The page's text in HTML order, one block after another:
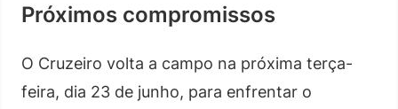
Próximos compromissos
O Cruzeiro volta a campo na próxima terça-
feira, dia 23 de junho, para enfrentar o